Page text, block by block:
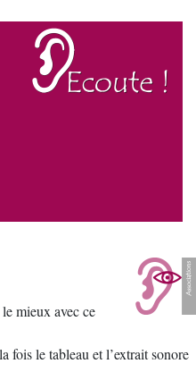
mieux avec ce
fois le tableau et l’extrait sonore